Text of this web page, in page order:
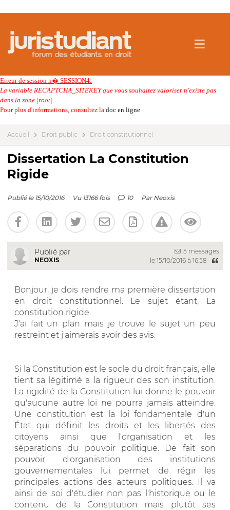
Erreur de session n� SESSION4:
La variable RECAPTCHA_SITEKEY que vous souhaitez valoriser n'existe pas
dans la zone |root|.
Pour plus d'informations, consultez la doc en ligne
Accueil Droit public Droit constitutionnel
Dissertation La Constitution
Rigide
Publié le 15/10/2016 Vu 13166 fois 10 Par Neoxis
Publié par
NEOXIS
5 messages
le 15/10/2016 à 16:58
Bonjour, je dois rendre ma première dissertation
en droit constitutionnel. Le sujet étant, La
constitution rigide.
J'ai fait un plan mais je trouve le sujet un peu
restreint et j'aimerais avoir des avis.
Si la Constitution est le socle du droit français, elle
tient sa légitimé a la rigueur des son institution.
La rigidité de la Constitution lui donne le pouvoir
qu'aucune autre loi ne pourra jamais atteindre.
Une constitution est la loi fondamentale d'un
État qui définit les droits et les libertés des
citoyens ainsi que l'organisation et les
séparations du pouvoir politique. De fait son
pouvoir d'organisation des institutions
gouvernementales lui permet de régir les
principales actions des acteurs politiques. Il va
ainsi de soi d'étudier non pas l'historique ou le
contenu de la Constitution mais plutôt ses